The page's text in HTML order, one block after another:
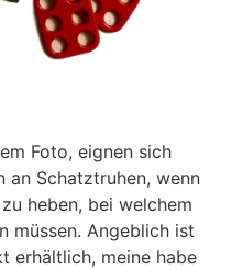
Foto, eignen sich
an Schatztruhen, wenn
heben, bei welchem
müssen. Angeblich ist
erhältlich, meine habe